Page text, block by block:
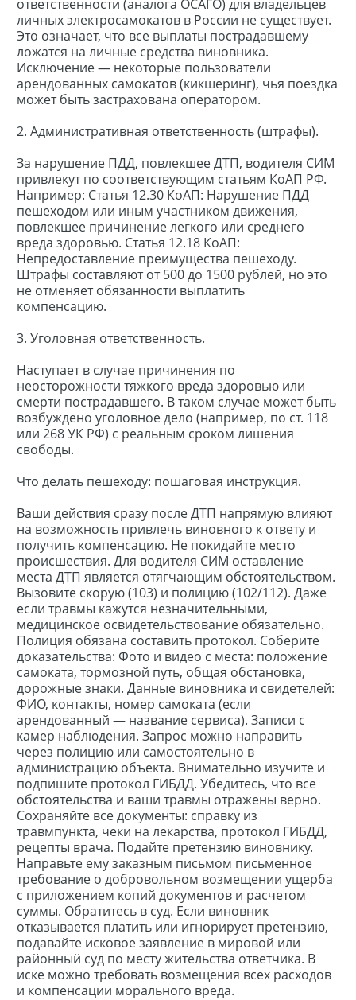
ответственности (аналога ОСАГО) для владельцев
личных электросамокатов в России не существует.
Это означает, что все выплаты пострадавшему
ложатся на личные средства виновника.
Исключение — некоторые пользователи
арендованных самокатов (кикшеринг), чья поездка
может быть застрахована оператором.
2. Административная ответственность (штрафы).
За нарушение ПДД, повлекшее ДТП, водителя СИМ
привлекут по соответствующим статьям КоАП РФ.
Например: Статья 12.30 КоАП: Нарушение ПДД
пешеходом или иным участником движения,
повлекшее причинение легкого или среднего
вреда здоровью. Статья 12.18 КоАП:
Непредоставление преимущества пешеходу.
Штрафы составляют от 500 до 1500 рублей, но это
не отменяет обязанности выплатить
компенсацию.
3. Уголовная ответственность.
Наступает в случае причинения по
неосторожности тяжкого вреда здоровью или
смерти пострадавшего. В таком случае может быть
возбуждено уголовное дело (например, по ст. 118
или 268 УК РФ) с реальным сроком лишения
свободы.
Что делать пешеходу: пошаговая инструкция.
Ваши действия сразу после ДТП напрямую влияют
на возможность привлечь виновного к ответу и
получить компенсацию. Не покидайте место
происшествия. Для водителя СИМ оставление
места ДТП является отягчающим обстоятельством.
Вызовите скорую (103) и полицию (102/112). Даже
если травмы кажутся незначительными,
медицинское освидетельствование обязательно.
Полиция обязана составить протокол. Соберите
доказательства: Фото и видео с места: положение
самоката, тормозной путь, общая обстановка,
дорожные знаки. Данные виновника и свидетелей:
ФИО, контакты, номер самоката (если
арендованный — название сервиса). Записи с
камер наблюдения. Запрос можно направить
через полицию или самостоятельно в
администрацию объекта. Внимательно изучите и
подпишите протокол ГИБДД. Убедитесь, что все
обстоятельства и ваши травмы отражены верно.
Сохраняйте все документы: справку из
травмпункта, чеки на лекарства, протокол ГИБДД,
рецепты врача. Подайте претензию виновнику.
Направьте ему заказным письмом письменное
требование о добровольном возмещении ущерба
с приложением копий документов и расчетом
суммы. Обратитесь в суд. Если виновник
отказывается платить или игнорирует претензию,
подавайте исковое заявление в мировой или
районный суд по месту жительства ответчика. В
иске можно требовать возмещения всех расходов
и компенсации морального вреда.